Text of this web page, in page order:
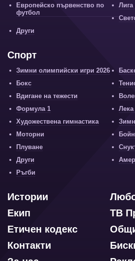
Европейско първенство по
футбол
Други
Спорт
Зимни олимпийски игри 2026
Бокс
Вдигане на тежести
Формула 1
Лека
Художествена гимнастика
Моторни
Плуване
Други
Ръгби
Истории
ТВ
Екип
Етичен кодекс
Контакти